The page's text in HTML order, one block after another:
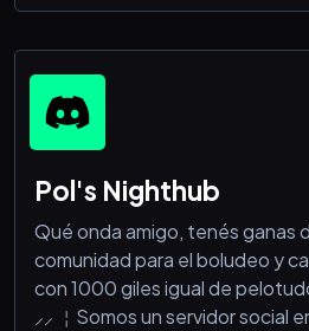
Pol's Nighthub
Qué onda amigo, tenés ganas
comunidad para el boludeo y
con 1000 giles igual de
⸝⸝ ￤Somos un servidor social